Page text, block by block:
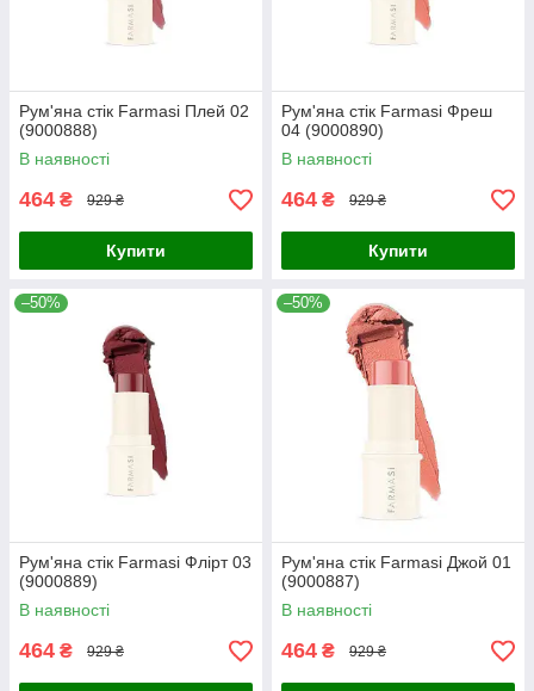
Рум'яна стік Farmasi Плей 02
(9000888)
В наявності
464 ₴ 929 ₴
Купити
Рум'яна стік Farmasi Фреш
04 (9000890)
В наявності
464 ₴ 929 ₴
Купити
–50%
Рум'яна стік Farmasi Флірт 03
(9000889)
В наявності
464 ₴ 929 ₴
–50%
Рум'яна стік Farmasi Джой 01
(9000887)
В наявності
464 ₴ 929 ₴